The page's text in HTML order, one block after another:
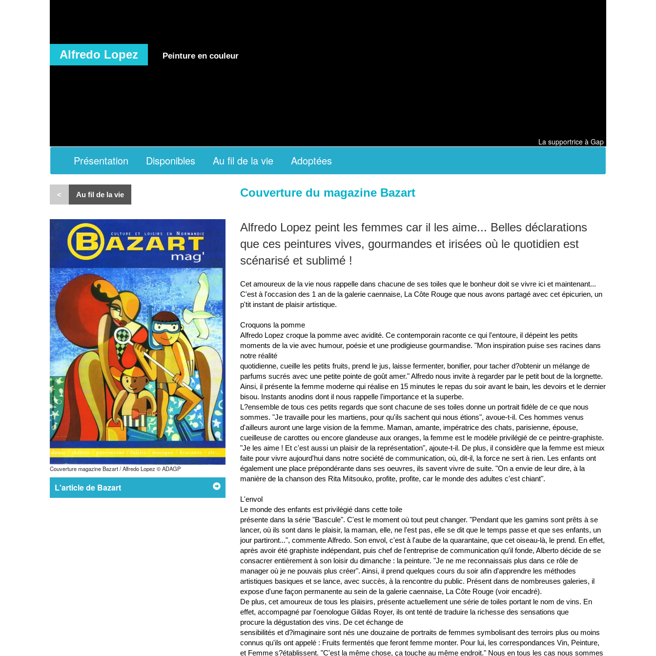
Alfredo Lopez Peinture en couleur
La supportrice à Gap
Présentation Disponibles Au fil de la vie Adoptées
< Au fil de la vie Couverture du magazine Bazart
Couverture magazine Bazart / Alfredo Lopez © ADAGP
L'article de Bazart
Alfredo Lopez peint les femmes car il les aime... Belles déclarations
que ces peintures vives, gourmandes et irisées où le quotidien est
scénarisé et sublimé !
Cet amoureux de la vie nous rappelle dans chacune de ses toiles que le bonheur doit se vivre ici et maintenant...
C'est à l'occasion des 1 an de la galerie caennaise, La Côte Rouge que nous avons partagé avec cet épicurien, un
p'tit instant de plaisir artistique.
Croquons la pomme
Alfredo Lopez croque la pomme avec avidité. Ce contemporain raconte ce qui l'entoure, il dépeint les petits
moments de la vie avec humour, poésie et une prodigieuse gourmandise. "Mon inspiration puise ses racines dans
notre réalité
quotidienne, cueille les petits fruits, prend le jus, laisse fermenter, bonifier, pour tacher d?obtenir un mélange de
parfums sucrés avec une petite pointe de goût amer." Alfredo nous invite à regarder par le petit bout de la lorgnette.
Ainsi, il présente la femme moderne qui réalise en 15 minutes le repas du soir avant le bain, les devoirs et le dernier
bisou. Instants anodins dont il nous rappelle l'importance et la superbe.
L?ensemble de tous ces petits regards que sont chacune de ses toiles donne un portrait fidèle de ce que nous
sommes. "Je travaille pour les martiens, pour qu'ils sachent qui nous étions", avoue-t-il. Ces hommes venus
d'ailleurs auront une large vision de la femme. Maman, amante, impératrice des chats, parisienne, épouse,
cueilleuse de carottes ou encore glandeuse aux oranges, la femme est le modèle privilégié de ce peintre-graphiste.
"Je les aime ! Et c'est aussi un plaisir de la représentation", ajoute-t-il. De plus, il considère que la femme est mieux
faite pour vivre aujourd'hui dans notre société de communication, où, dit-il, la force ne sert à rien. Les enfants ont
également une place prépondérante dans ses oeuvres, ils savent vivre de suite. "On a envie de leur dire, à la
manière de la chanson des Rita Mitsouko, profite, profite, car le monde des adultes c'est chiant".
L'envol
Le monde des enfants est privilégié dans cette toile
présente dans la série "Bascule". C'est le moment où tout peut changer. "Pendant que les gamins sont prêts à se
lancer, où ils sont dans le plaisir, la maman, elle, ne l'est pas, elle se dit que le temps passe et que ses enfants, un
jour partiront...", commente Alfredo. Son envol, c'est à l'aube de la quarantaine, que cet oiseau-là, le prend. En effet,
après avoir été graphiste indépendant, puis chef de l'entreprise de communication qu'il fonde, Alberto décide de se
consacrer entièrement à son loisir du dimanche : la peinture. "Je ne me reconnaissais plus dans ce rôle de
manager où je ne pouvais plus créer". Ainsi, il prend quelques cours du soir afin d'apprendre les méthodes
artistiques basiques et se lance, avec succès, à la rencontre du public. Présent dans de nombreuses galeries, il
expose d'une façon permanente au sein de la galerie caennaise, La Côte Rouge (voir encadré).
De plus, cet amoureux de tous les plaisirs, présente actuellement une série de toiles portant le nom de vins. En
effet, accompagné par l'oenologue Gildas Royer, ils ont tenté de traduire la richesse des sensations que
procure la dégustation des vins. De cet échange de
sensibilités et d?imaginaire sont nés une douzaine de portraits de femmes symbolisant des terroirs plus ou moins
connus qu'ils ont appelé : Fruits fermentés que feront femme monter. Pour lui, les correspondances Vin, Peinture,
et Femme s?établissent. "C'est la même chose, ça touche au même endroit." Nous en tous les cas nous sommes